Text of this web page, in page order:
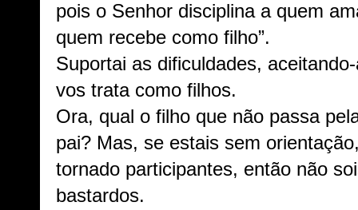
pois o Senhor disciplina a quem
quem recebe como filho”.
Suportai as dificuldades,
vos trata como filhos.
Ora, qual o filho que não passa
pai? Mas, se estais sem
tornado participantes, então não
bastardos.